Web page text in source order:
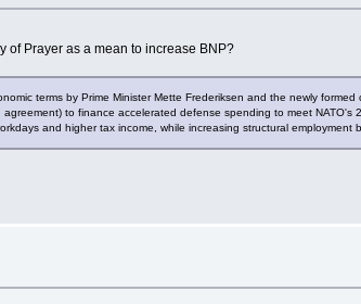
of Prayer as a mean to increase BNP?
terms by Prime Minister Mette Frederiksen and the newly
to finance accelerated defense spending to meet
and higher tax income, while increasing structural